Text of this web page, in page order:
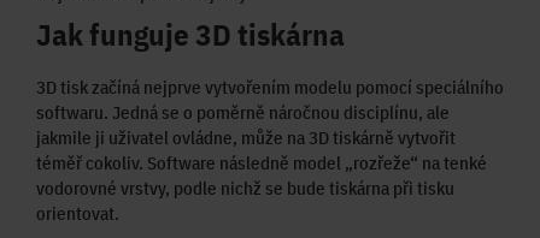
Jak funguje 3D tiskárna
3D tisk začíná nejprve vytvořením modelu pomocí speciálního
softwaru. Jedná se o poměrně náročnou disciplínu, ale
jakmile ji uživatel ovládne, může na 3D tiskárně vytvořit
téměř cokoliv. Software následně model „rozřeže“ na tenké
vodorovné vrstvy, podle nichž se bude tiskárna při tisku
orientovat.